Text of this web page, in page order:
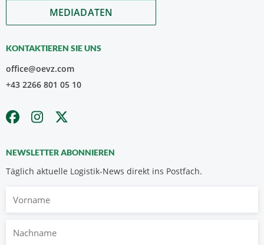
MEDIADATEN
KONTAKTIEREN SIE UNS
office@oevz.com
+43 2266 801 05 10
NEWSLETTER ABONNIEREN
Täglich aktuelle Logistik-News direkt ins Postfach.
Nachname